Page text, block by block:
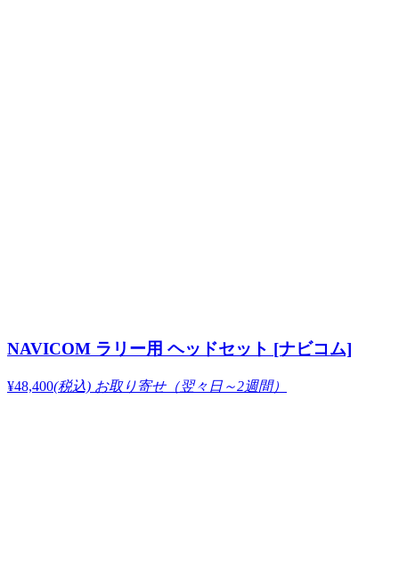
NAVICOM ラリー用 ヘッドセット [ナビコム]
¥48,400(税込) お取り寄せ（翌々日～2週間）